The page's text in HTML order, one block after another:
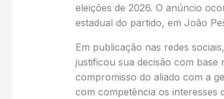
eleições de 2026. O anúncio
estadual do partido, em João
Em publicação nas redes
justificou sua decisão com
compromisso do aliado com a
com competência os interesses